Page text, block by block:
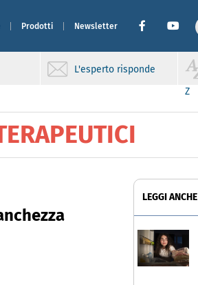
Prodotti Newsletter
L'esperto risponde
Z
LEGGI ANCHE